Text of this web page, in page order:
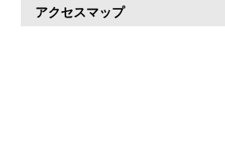
アクセスマップ